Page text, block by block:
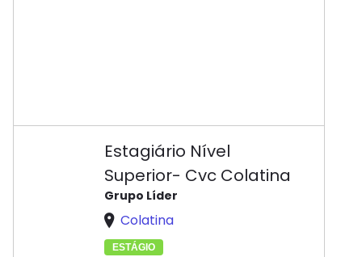
Estagiário Nível
Superior- Cvc Colatina
Grupo Líder
Colatina
ESTÁGIO